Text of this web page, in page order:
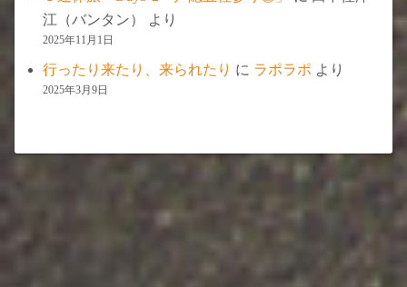
江（バンタン）
より
2025年11月1日
行ったり来たり、来られたり に ラポラポ より
2025年3月9日